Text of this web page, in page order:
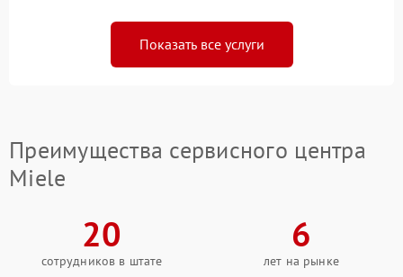
Показать все услуги
Преимущества сервисного центра
Miele
20
сотрудников в штате
6
лет на рынке